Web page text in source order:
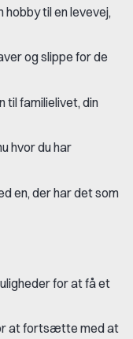
til en levevej,
og slippe for de
til familielivet, din
hvor du har
en, der har det som
for at få et
at fortsætte med at